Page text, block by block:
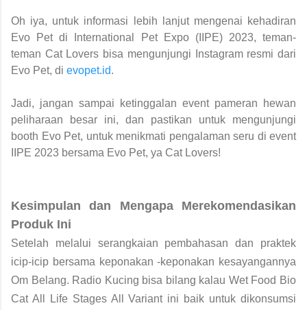
Oh iya, untuk informasi lebih lanjut mengenai kehadiran
Evo Pet di International Pet Expo (IIPE) 2023, teman-
teman Cat Lovers bisa mengunjungi Instagram resmi dari
Evo Pet, di evopet.id.
Jadi, jangan sampai ketinggalan event pameran hewan
peliharaan besar ini, dan pastikan untuk mengunjungi
booth Evo Pet, untuk menikmati pengalaman seru di event
IIPE 2023 bersama Evo Pet, ya Cat Lovers!
Kesimpulan dan Mengapa Merekomendasikan
Produk Ini
Setelah melalui serangkaian pembahasan dan praktek
icip-icip bersama keponakan -keponakan kesayangannya
Om Belang. Radio Kucing bisa bilang kalau Wet Food Bio
Cat All Life Stages All Variantini baik untuk dikonsumsi